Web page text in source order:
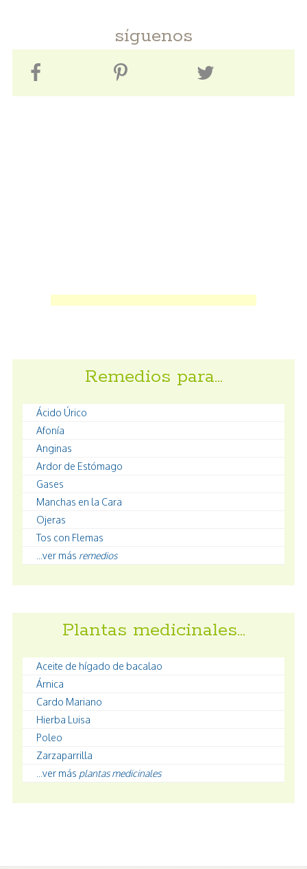
síguenos
Remedios para…
Ácido Úrico
Afonía
Anginas
Ardor de Estómago
Gases
Manchas en la Cara
Ojeras
Tos con Flemas
...ver más remedios
Plantas medicinales…
Aceite de hígado de bacalao
Árnica
Cardo Mariano
Hierba Luisa
Poleo
Zarzaparrilla
...ver más plantas medicinales